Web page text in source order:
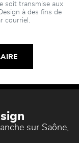
soit transmise aux
à des fins de
courriel.
sur Saône,